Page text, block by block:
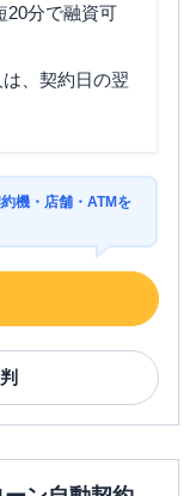
20分で融資可
、契約日の翌
機・店舗・ATMを